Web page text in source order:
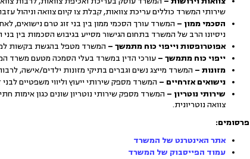
שירותי המשרד כוללים עריכת צוואות, קבלת צו קיום צוואה וניהול
הסכמי ממון – המשרד עורך הסכמי ממון בין בני זוג טרם נישואים,
ניסיונו הרב של המשרד בתחום הגישור מסייע בגיבוש הסכמות בין בני
אפוטרופסות וייפוי כוח מתמשך – המשרד מטפל בהגשת בקשות
ייפוי כוח מתמשך – עורכי הדין במשרד בעלי הסמכה מטעם משרד
מזונות – המשרד מייצג נשים וגברים בתיקי מזונות ילדים/אישה,
נישואים אזרחיים – המשרד מספק שירותי ייעוץ וליווי משפטיים
שירותי נוטריון – המשרד מספק שירותי נוטריון שונים כגון אימות
צוואה נוטריונית.
פרסומים:
אתר האינטרנט של המשרד
עמוד הפייסבוק של המשרד